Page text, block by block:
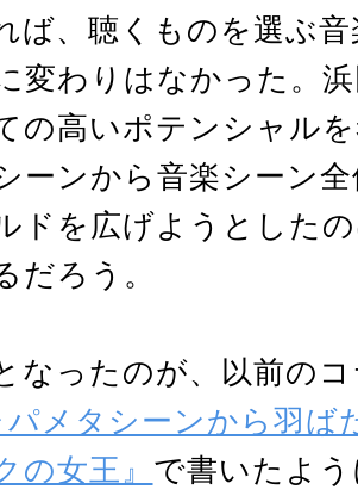
ば、聴くものを選ぶ
変わりはなかった。
の高いポテンシャル
ーンから音楽シーン
ドを広げようとした
だろう。
なったのが、以前の
メタシーンから羽ば
の女王』 で書いたよ